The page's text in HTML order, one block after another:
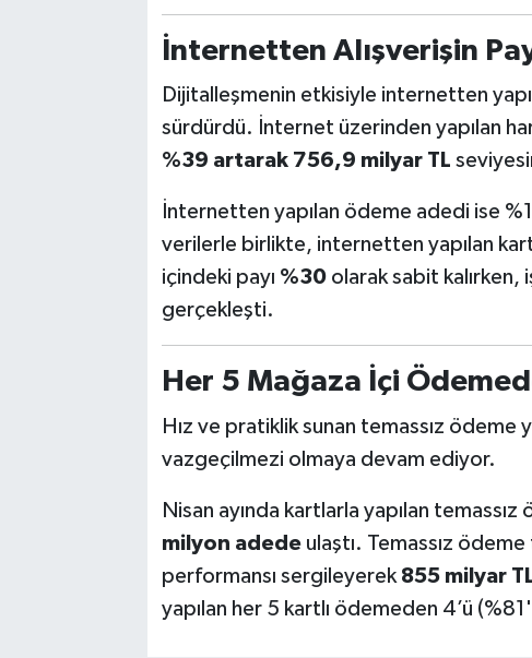
İnternetten Alışverişin
Dijitalleşmenin etkisiyle internetten
sürdürdü. İnternet üzerinden yapılan
%39 artarak 756,9 milyar TL
İnternetten yapılan ödeme adedi ise
verilerle birlikte, internetten yapılan
içindeki payı %30olarak sabit kalırken,
gerçekleşti.
Her 5 Mağaza İçi
Hız ve pratiklik sunan temassız
vazgeçilmezi olmaya devam ediyor.
Nisan ayında kartlarla yapılan
milyon adedeulaştı. Temassız
performansı sergileyerek 855 milyar
yapılan her 5 kartlı ödemeden 4’ü